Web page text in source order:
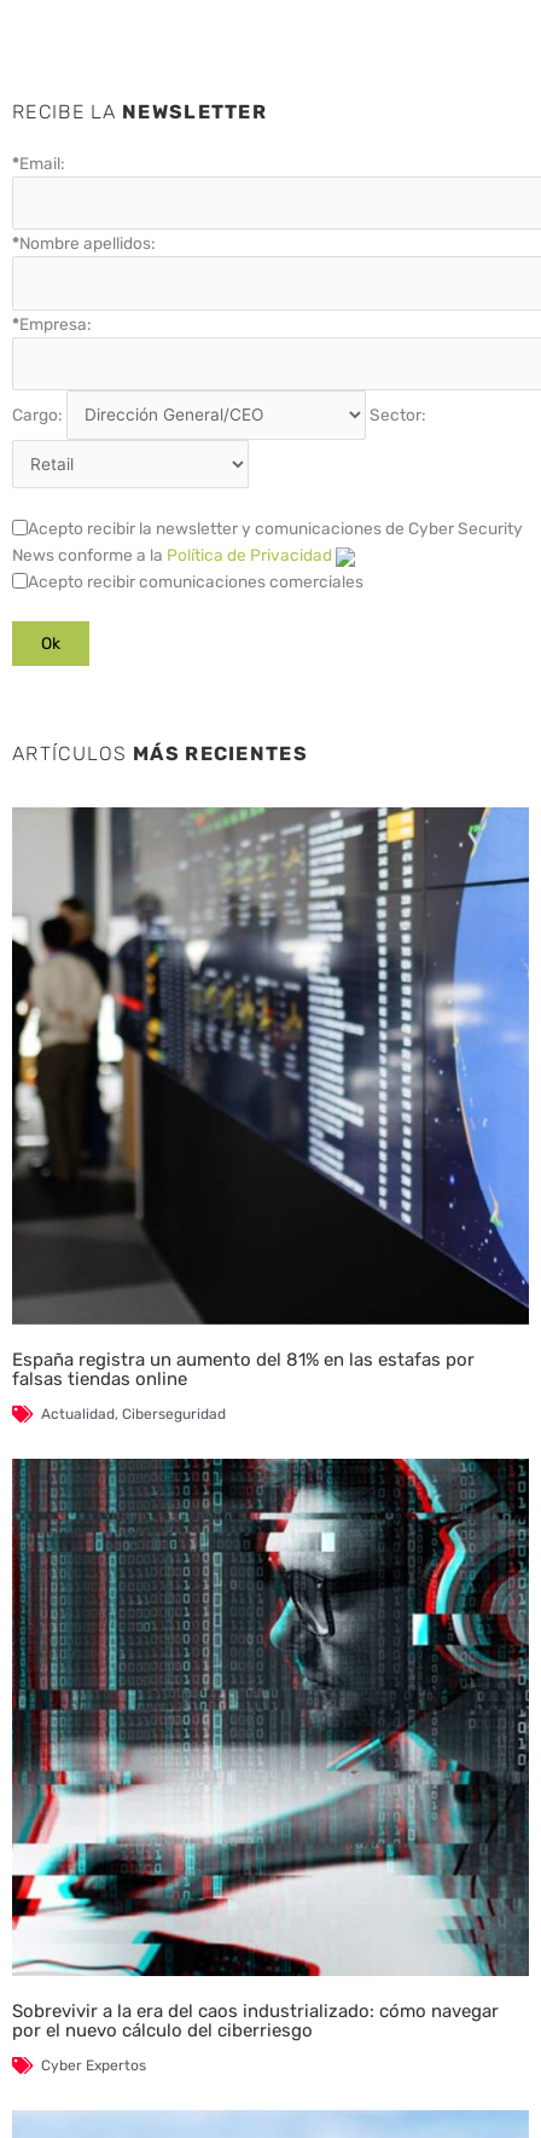
RECIBE LA NEWSLETTER
*Email:
*Nombre apellidos:
*Empresa:
Cargo: Sector:
Acepto recibir la newsletter y comunicaciones de Cyber Security
News conforme a la Política de Privacidad
Acepto recibir comunicaciones comerciales
ARTÍCULOS MÁS RECIENTES
España registra un aumento del 81% en las estafas por
falsas tiendas online
Actualidad, Ciberseguridad
Sobrevivir a la era del caos industrializado: cómo navegar
por el nuevo cálculo del ciberriesgo
Cyber Expertos